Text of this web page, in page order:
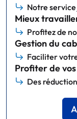
Notre
Mieux
Profitez de
Gestion du
Faciliter
Profiter de
Des